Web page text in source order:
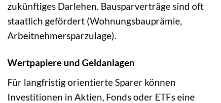
zukünftiges Darlehen. Bausparverträge sind oft
staatlich gefördert (Wohnungsbauprämie,
Arbeitnehmersparzulage).
Wertpapiere und Geldanlagen
Für langfristig orientierte Sparer können
Investitionen in Aktien, Fonds oder ETFs eine